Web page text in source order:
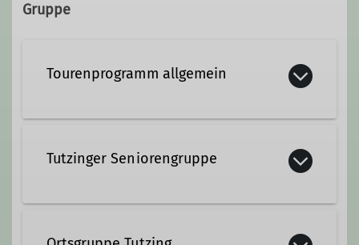
Gruppe
Tourenprogramm allgemein
Tutzinger Seniorengruppe